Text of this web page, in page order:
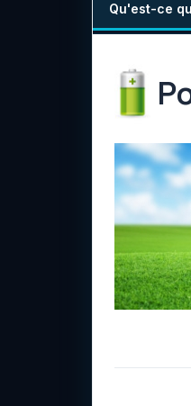
Qu'est-ce